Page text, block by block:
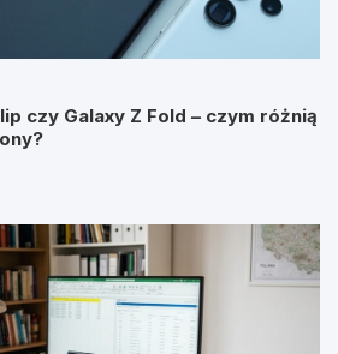
czy Galaxy Z Fold – czym różnią